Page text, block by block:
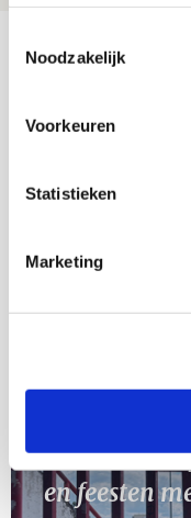
Noodzakelijk
Voorkeuren
Statistieken
Marketing
SEP
Servische
en feesten